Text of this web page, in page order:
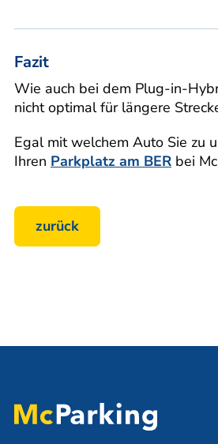
Fazit
Wie auch bei dem Plug-in-
nicht optimal für längere
Egal mit welchem Auto Sie zu
Ihren Parkplatz am BER bei
zurück